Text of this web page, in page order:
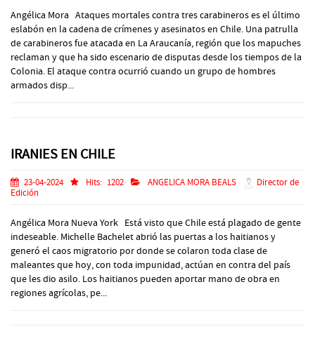
Angélica Mora Ataques mortales contra tres carabineros es el último
eslabón en la cadena de crímenes y asesinatos en Chile. Una patrulla
de carabineros fue atacada en La Araucanía, región que los mapuches
reclaman y que ha sido escenario de disputas desde los tiempos de la
Colonia. El ataque contra ocurrió cuando un grupo de hombres
armados disp...
IRANIES EN CHILE
23-04-2024 Hits: 1202 ANGELICA MORA BEALS
Director de
Edición
Angélica Mora Nueva York Está visto que Chile está plagado de gente
indeseable. Michelle Bachelet abrió las puertas a los haitianos y
generó el caos migratorio por donde se colaron toda clase de
maleantes que hoy, con toda impunidad, actúan en contra del país
que les dio asilo. Los haitianos pueden aportar mano de obra en
regiones agrícolas, pe...